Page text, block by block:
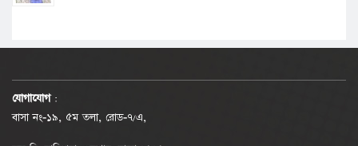
যোগাযোগ :
বাসা নং-১৯, ৫ম তলা, রোড-৭/এ,